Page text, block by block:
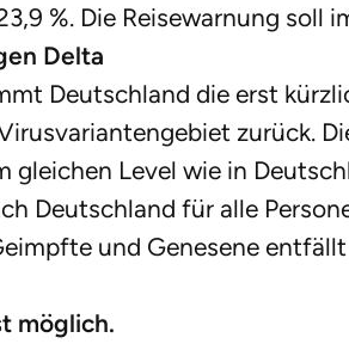
%. Die Reisewarnung soll
Delta
Deutschland die erst
zurück.
gleichen Level wie in
Deutschland für alle
und Genesene
möglich.